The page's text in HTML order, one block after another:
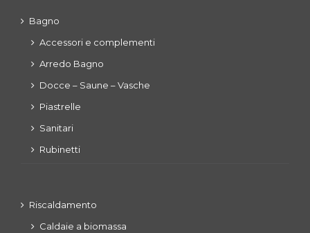
Bagno
Accessori e complementi
Arredo Bagno
Docce – Saune – Vasche
Piastrelle
Sanitari
Rubinetti
Riscaldamento
Caldaie a biomassa